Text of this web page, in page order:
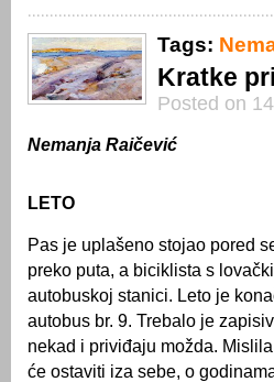
Tags:
Kratke
Posted on
Nemanja Raičević
LETO
Pas je uplašeno stojao pored
preko puta, a biciklista s
autobuskoj stanici. Leto je
autobus br. 9. Trebalo je
nekad i priviđaju možda.
će ostaviti iza sebe, o